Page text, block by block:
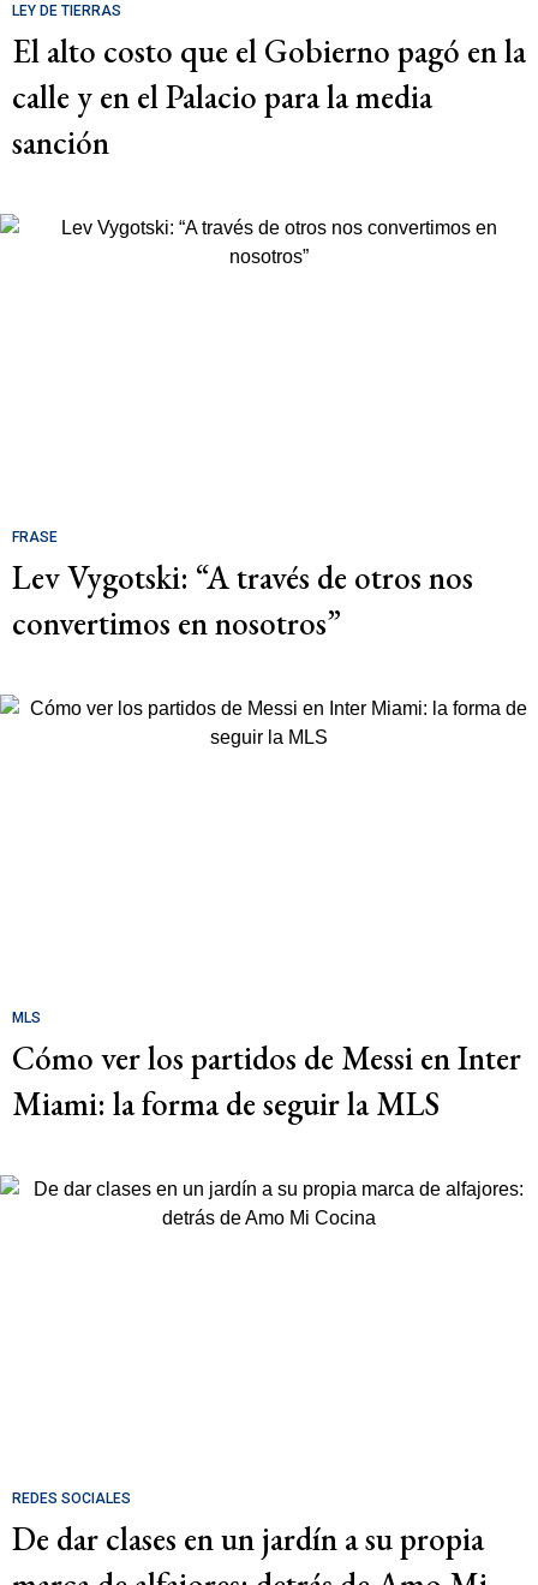
LEY DE TIERRAS
El alto costo que el Gobierno pagó en la
calle y en el Palacio para la media
sanción
FRASE
Lev Vygotski: “A través de otros nos
convertimos en nosotros”
MLS
Cómo ver los partidos de Messi en Inter
Miami: la forma de seguir la MLS
REDES SOCIALES
De dar clases en un jardín a su propia